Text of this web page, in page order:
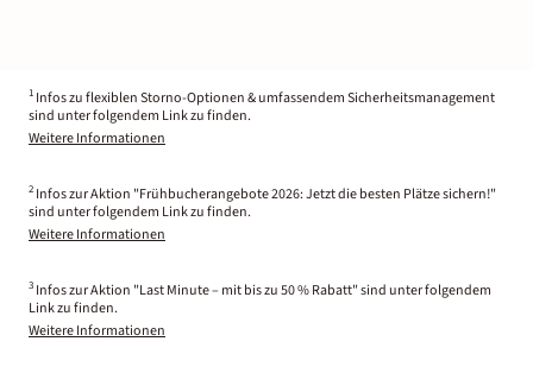
1 Infos zu flexiblen Storno-Optionen & umfassendem Sicherheitsmanagement
sind unter folgendem Link zu finden.
Weitere Informationen
2 Infos zur Aktion "Frühbucherangebote 2026: Jetzt die besten Plätze sichern!"
sind unter folgendem Link zu finden.
Weitere Informationen
3 Infos zur Aktion "Last Minute – mit bis zu 50 % Rabatt" sind unter folgendem
Link zu finden.
Weitere Informationen